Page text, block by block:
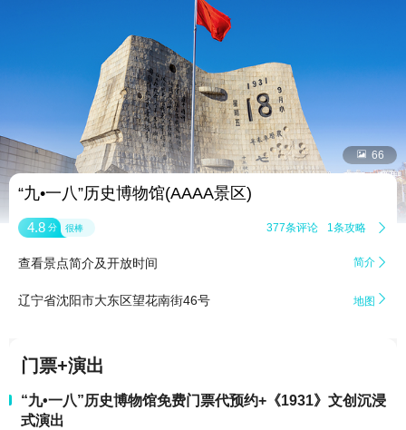
 66
“九•一八”历史博物馆(AAAA景区)
4.8 分 很棒 377条评论 1条攻略 
查看景点简介及开放时间 简介 
辽宁省沈阳市大东区望花南街46号 地图 
门票+演出
“九•一八”历史博物馆免费门票代预约+《1931》文创沉浸
式演出